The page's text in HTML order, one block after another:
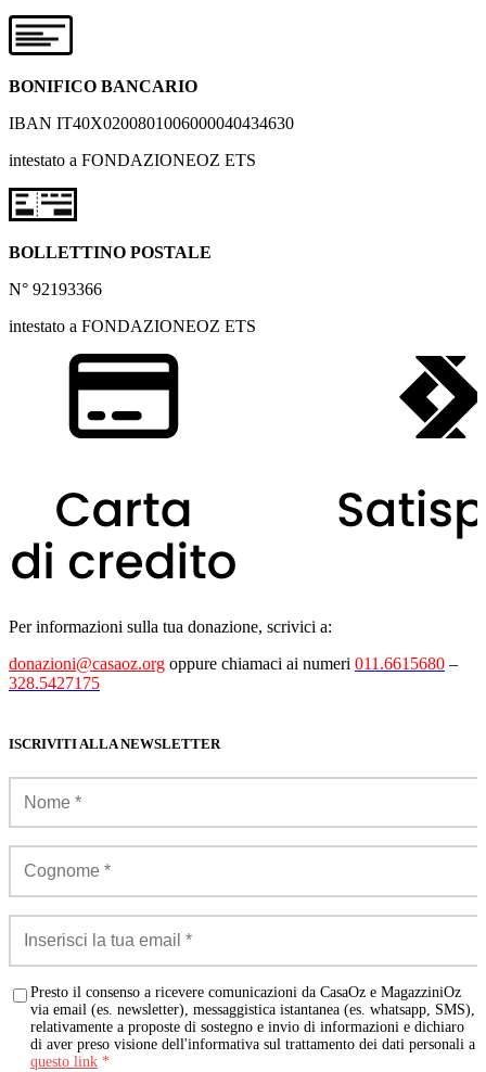
BONIFICO BANCARIO
IBAN IT40X0200801006000040434630
intestato a FONDAZIONEOZ ETS
BOLLETTINO POSTALE
N° 92193366
intestato a FONDAZIONEOZ ETS
Per informazioni sulla tua donazione, scrivici a:
donazioni@casaoz.org oppure chiamaci ai numeri 011.6615680 –
328.5427175
ISCRIVITI ALLA NEWSLETTER
Presto il consenso a ricevere comunicazioni da CasaOz e MagazziniOz
via email (es. newsletter), messaggistica istantanea (es. whatsapp, SMS),
relativamente a proposte di sostegno e invio di informazioni e dichiaro
di aver preso visione dell'informativa sul trattamento dei dati personali a
questo link *